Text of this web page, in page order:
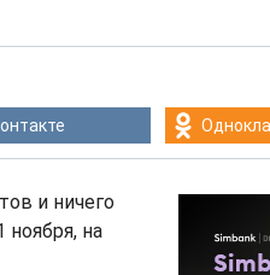
и ничего
ноября, на